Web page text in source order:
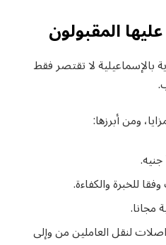
المقبولون
لا تقتصر فقط
ومن أبرزها:
للخبرة والكفاءة.
مجانا.
لنقل العاملين من وإلى